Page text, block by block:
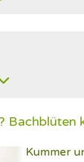
Bachblüten
Kummer